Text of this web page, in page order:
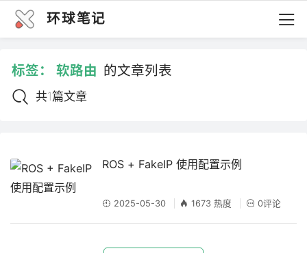
环球笔记
标签： 软路由 的文章列表
共1篇文章
ROS + FakeIP 使用配置示例
2025-05-30 1673 热度 0评论